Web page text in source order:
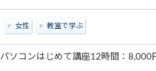
女性 教室で学ぶ
パソコンはじめて講座12時間：8,000